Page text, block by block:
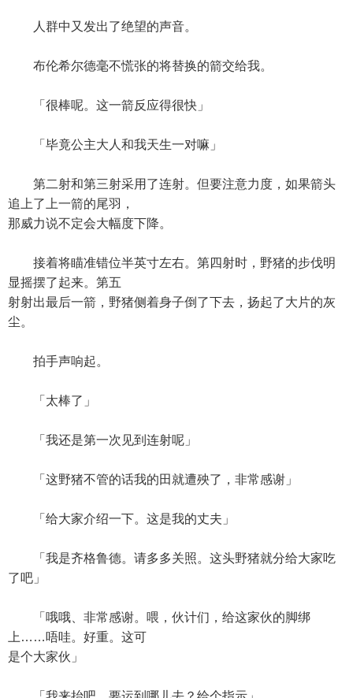
人群中又发出了绝望的声音。
布伦希尔德毫不慌张的将替换的箭交给我。
「很棒呢。这一箭反应得很快」
「毕竟公主大人和我天生一对嘛」
第二射和第三射采用了连射。但要注意力度，如果箭头
追上了上一箭的尾羽，
那威力说不定会大幅度下降。
接着将瞄准错位半英寸左右。第四射时，野猪的步伐明
显摇摆了起来。第五
射射出最后一箭，野猪侧着身子倒了下去，扬起了大片的灰
尘。
拍手声响起。
「太棒了」
「我还是第一次见到连射呢」
「这野猪不管的话我的田就遭殃了，非常感谢」
「给大家介绍一下。这是我的丈夫」
「我是齐格鲁德。请多多关照。这头野猪就分给大家吃
了吧」
「哦哦、非常感谢。喂，伙计们，给这家伙的脚绑
上……唔哇。好重。这可
是个大家伙」